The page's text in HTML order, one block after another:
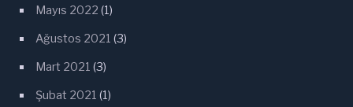
Mayıs 2022 (1)
Ağustos 2021 (3)
Mart 2021 (3)
Şubat 2021 (1)